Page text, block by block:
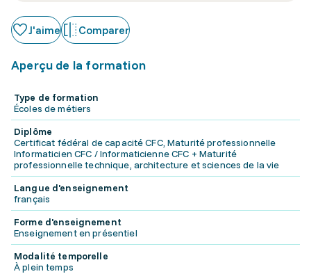
J'aime Comparer
Aperçu de la formation
Type de formation
Écoles de métiers
Diplôme
Certificat fédéral de capacité CFC, Maturité professionnelle
Informaticien CFC / Informaticienne CFC + Maturité
professionnelle technique, architecture et sciences de la vie
Langue d'enseignement
français
Forme d'enseignement
Enseignement en présentiel
Modalité temporelle
À plein temps